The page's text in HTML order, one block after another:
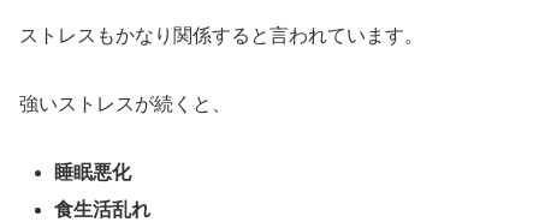
ストレスもかなり関係すると言われています。
強いストレスが続くと、
睡眠悪化
食生活乱れ